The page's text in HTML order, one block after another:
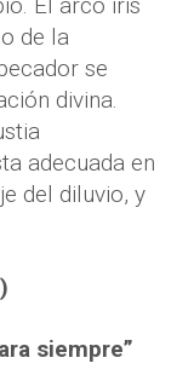
El arco iris
de la
se
divina.
adecuada en
del diluvio, y
)
siempre”